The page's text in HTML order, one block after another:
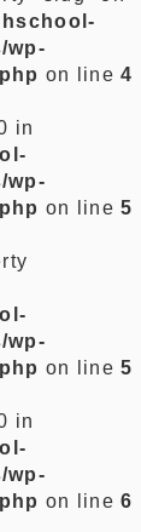
wp-
on line4
in
wp-
on line5
wp-
on line5
in
wp-
on line6